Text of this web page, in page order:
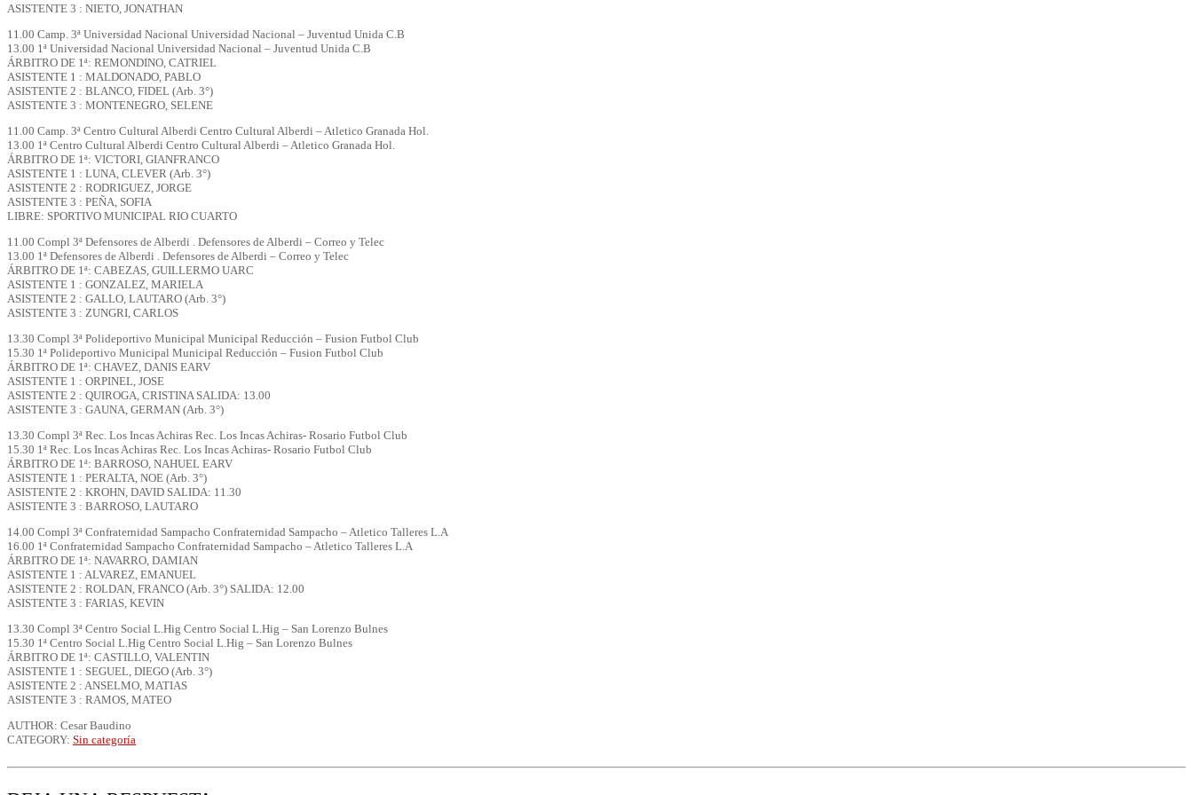
ASISTENTE 3 : NIETO, JONATHAN
11.00 Camp. 3ª Universidad Nacional Universidad Nacional – Juventud Unida C.B
13.00 1ª Universidad Nacional Universidad Nacional – Juventud Unida C.B
ÁRBITRO DE 1ª: REMONDINO, CATRIEL
ASISTENTE 1 : MALDONADO, PABLO
ASISTENTE 2 : BLANCO, FIDEL (Arb. 3°)
ASISTENTE 3 : MONTENEGRO, SELENE
11.00 Camp. 3ª Centro Cultural Alberdi Centro Cultural Alberdi – Atletico Granada Hol.
13.00 1ª Centro Cultural Alberdi Centro Cultural Alberdi – Atletico Granada Hol.
ÁRBITRO DE 1ª: VICTORI, GIANFRANCO
ASISTENTE 1 : LUNA, CLEVER (Arb. 3°)
ASISTENTE 2 : RODRIGUEZ, JORGE
ASISTENTE 3 : PEÑA, SOFIA
LIBRE: SPORTIVO MUNICIPAL RIO CUARTO
11.00 Compl 3ª Defensores de Alberdi . Defensores de Alberdi – Correo y Telec
13.00 1ª Defensores de Alberdi . Defensores de Alberdi – Correo y Telec
ÁRBITRO DE 1ª: CABEZAS, GUILLERMO UARC
ASISTENTE 1 : GONZALEZ, MARIELA
ASISTENTE 2 : GALLO, LAUTARO (Arb. 3°)
ASISTENTE 3 : ZUNGRI, CARLOS
13.30 Compl 3ª Polideportivo Municipal Municipal Reducción – Fusion Futbol Club
15.30 1ª Polideportivo Municipal Municipal Reducción – Fusion Futbol Club
ÁRBITRO DE 1ª: CHAVEZ, DANIS EARV
ASISTENTE 1 : ORPINEL, JOSE
ASISTENTE 2 : QUIROGA, CRISTINA SALIDA: 13.00
ASISTENTE 3 : GAUNA, GERMAN (Arb. 3°)
13.30 Compl 3ª Rec. Los Incas Achiras Rec. Los Incas Achiras- Rosario Futbol Club
15.30 1ª Rec. Los Incas Achiras Rec. Los Incas Achiras- Rosario Futbol Club
ÁRBITRO DE 1ª: BARROSO, NAHUEL EARV
ASISTENTE 1 : PERALTA, NOE (Arb. 3°)
ASISTENTE 2 : KROHN, DAVID SALIDA: 11.30
ASISTENTE 3 : BARROSO, LAUTARO
14.00 Compl 3ª Confraternidad Sampacho Confraternidad Sampacho – Atletico Talleres L.A
16.00 1ª Confraternidad Sampacho Confraternidad Sampacho – Atletico Talleres L.A
ÁRBITRO DE 1ª: NAVARRO, DAMIAN
ASISTENTE 1 : ALVAREZ, EMANUEL
ASISTENTE 2 : ROLDAN, FRANCO (Arb. 3°) SALIDA: 12.00
ASISTENTE 3 : FARIAS, KEVIN
13.30 Compl 3ª Centro Social L.Hig Centro Social L.Hig – San Lorenzo Bulnes
15.30 1ª Centro Social L.Hig Centro Social L.Hig – San Lorenzo Bulnes
ÁRBITRO DE 1ª: CASTILLO, VALENTIN
ASISTENTE 1 : SEGUEL, DIEGO (Arb. 3°)
ASISTENTE 2 : ANSELMO, MATIAS
ASISTENTE 3 : RAMOS, MATEO
AUTHOR: Cesar Baudino
CATEGORY: Sin categoría